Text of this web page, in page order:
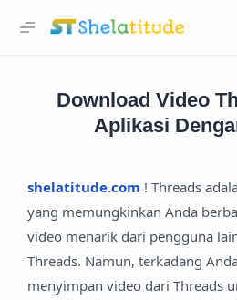
Download Video
Aplikasi
shelatitude.com ! Threads
yang memungkinkan Anda
video menarik dari pengguna
Threads. Namun, terkadang
menyimpan video dari Threads